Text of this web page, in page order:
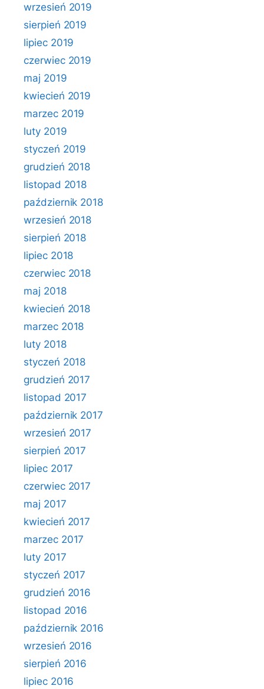
wrzesień 2019
sierpień 2019
lipiec 2019
czerwiec 2019
maj 2019
kwiecień 2019
marzec 2019
luty 2019
styczeń 2019
grudzień 2018
listopad 2018
październik 2018
wrzesień 2018
sierpień 2018
lipiec 2018
czerwiec 2018
maj 2018
kwiecień 2018
marzec 2018
luty 2018
styczeń 2018
grudzień 2017
listopad 2017
październik 2017
wrzesień 2017
sierpień 2017
lipiec 2017
czerwiec 2017
maj 2017
kwiecień 2017
marzec 2017
luty 2017
styczeń 2017
grudzień 2016
listopad 2016
październik 2016
wrzesień 2016
sierpień 2016
lipiec 2016